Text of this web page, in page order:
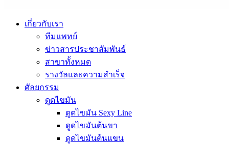
เกี่ยวกับเรา
ทีมแพทย์
ข่าวสารประชาสัมพันธ์
สาขาทั้งหมด
รางวัลและความสำเร็จ
ศัลยกรรม
ดูดไขมัน
ดูดไขมัน Sexy Line
ดูดไขมันต้นขา
ดูดไขมันต้นแขน